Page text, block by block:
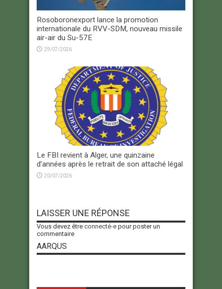
Rosoboronexport lance la promotion
internationale du RVV-SDM, nouveau missile
air-air du Su-57E
29/07/2026
Le FBI revient à Alger, une quinzaine
d’années après le retrait de son attaché légal
20/07/2026
LAISSER UNE RÉPONSE
Vous devez être connecté-e pour poster un
commentaire
AARQUS